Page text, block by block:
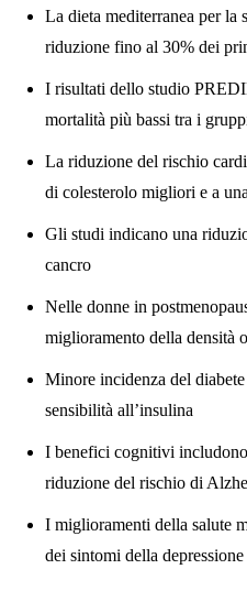
La dieta mediterranea per la
riduzione fino al 30% dei
I risultati dello studio
mortalità più bassi tra i
La riduzione del rischio
di colesterolo migliori e a
Gli studi indicano una
cancro
Nelle donne in
miglioramento della densità
Minore incidenza del
sensibilità all’insulina
I benefici cognitivi
riduzione del rischio di
I miglioramenti della salute
dei sintomi della